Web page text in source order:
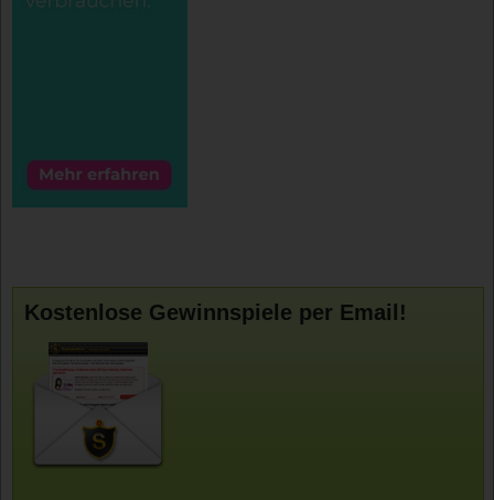
Kostenlose Gewinnspiele per Email!